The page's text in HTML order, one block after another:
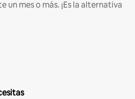
mes o más. ¡Es la alternativa